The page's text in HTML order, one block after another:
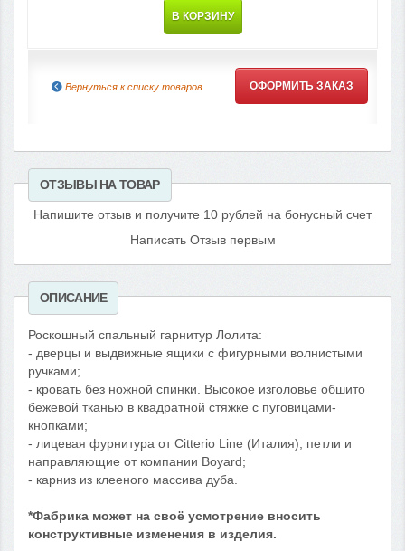
В КОРЗИНУ
Вернуться к списку товаров ОФОРМИТЬ ЗАКАЗ
ОТЗЫВЫ НА ТОВАР
Напишите отзыв и получите 10 рублей на бонусный счет
Написать Отзыв первым
ОПИСАНИЕ
Роскошный спальный гарнитур Лолита:
- дверцы и выдвижные ящики с фигурными волнистыми
ручками;
- кровать без ножной спинки. Высокое изголовье обшито
бежевой тканью в квадратной стяжке с пуговицами-
кнопками;
- лицевая фурнитура от Citterio Line (Италия), петли и
направляющие от компании Boyard;
- карниз из клееного массива дуба.
*Фабрика может на своё усмотрение вносить
конструктивные изменения в изделия.